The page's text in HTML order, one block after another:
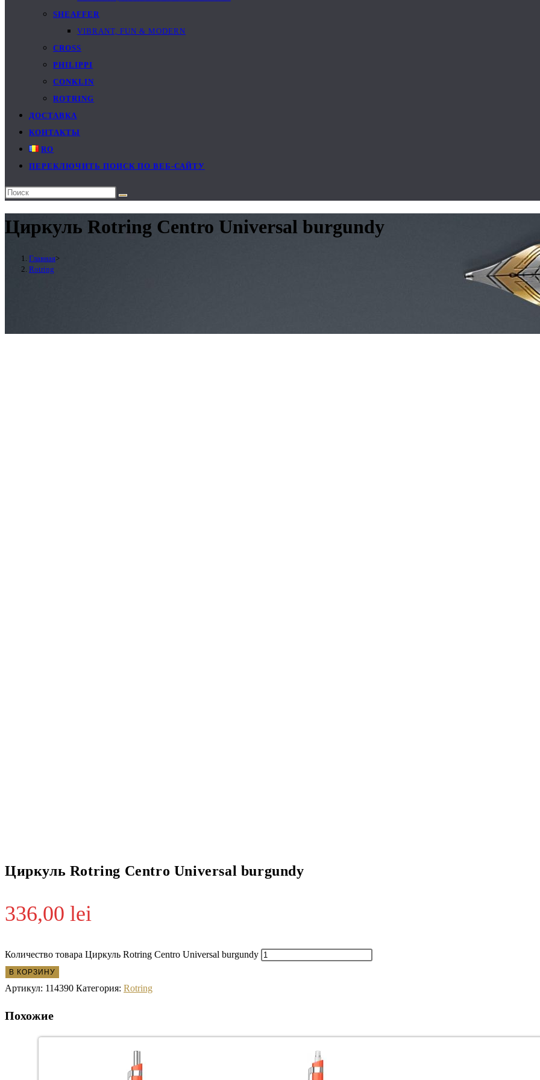
SHEAFFER
VIBRANT, FUN & MODERN
CROSS
PHILIPPI
CONKLIN
ROTRING
ДОСТАВКА
КОНТАКТЫ
RO
ПЕРЕКЛЮЧИТЬ ПОИСК ПО ВЕБ-САЙТУ
Циркуль Rotring Centro Universal burgundy
Главная>
Rotring
Циркуль Rotring Centro Universal burgundy
336,00 lei
Количество товара Циркуль Rotring Centro Universal burgundy
В КОРЗИНУ
Артикул: 114390 Категория: Rotring
Похожие